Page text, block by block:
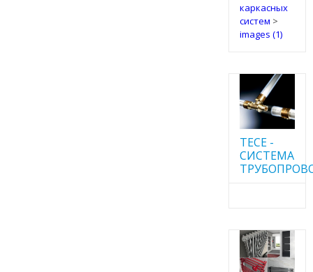
каркасных
систем >
images (1)
TECE -
CИСТЕМА